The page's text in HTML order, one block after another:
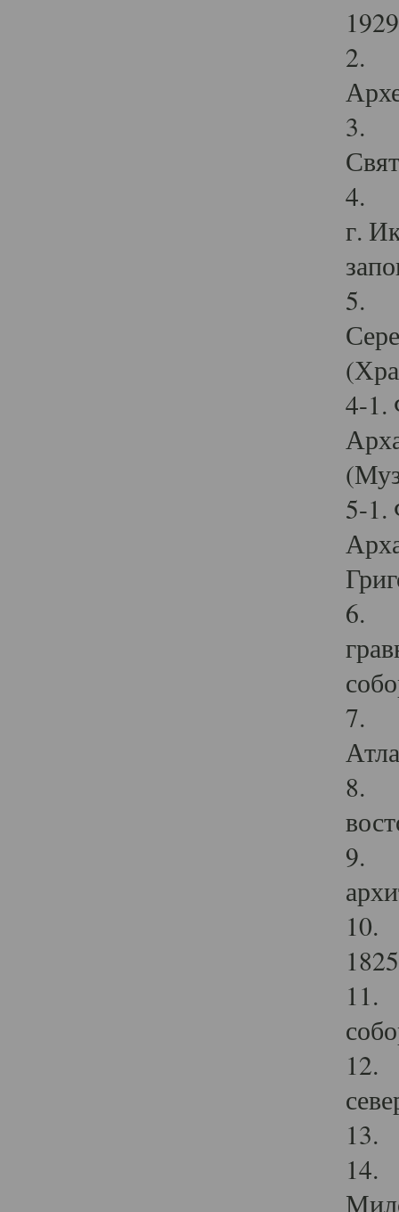
2.
3.
4.
г.
5.
4-1.
5-1.
6.
7.
8.
9.
10.
11.
12.
13.
14.